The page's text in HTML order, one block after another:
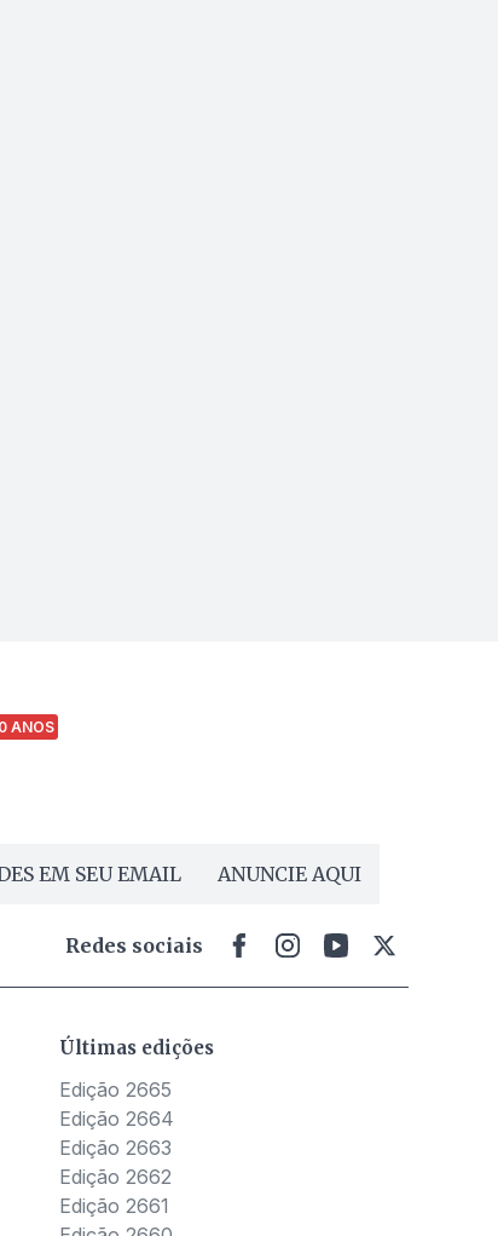
ANOS
EM SEU EMAIL ANUNCIE AQUI
Redes sociais
Últimas edições
Edição 2665
Edição 2664
Edição 2663
Edição 2662
Edição 2661